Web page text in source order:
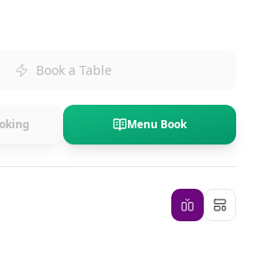
Book a Table
Menu Book